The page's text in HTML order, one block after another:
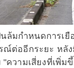
มกำหนดการเยื
ณ์ต่ออีกระยะ หลั
"ความเสี่ยงที่เพิ่